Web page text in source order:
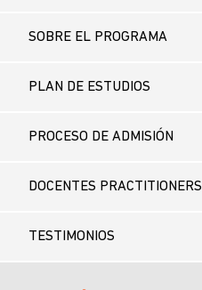
SOBRE EL PROGRAMA
PLAN DE ESTUDIOS
PROCESO DE ADMISIÓN
DOCENTES PRACTITIONERS
TESTIMONIOS